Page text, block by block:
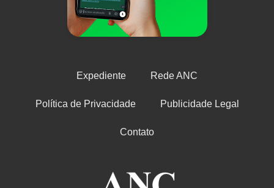
Expediente Rede ANC
Política de Privacidade Publicidade Legal
Contato